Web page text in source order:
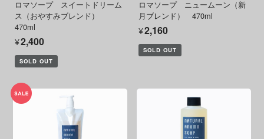
ロマソープ スイートドリーム
ス（おやすみブレンド）
470ml
¥2,400
SOLD OUT
ロマソープ ニュームーン（新
月ブレンド） 470ml
¥2,160
SOLD OUT